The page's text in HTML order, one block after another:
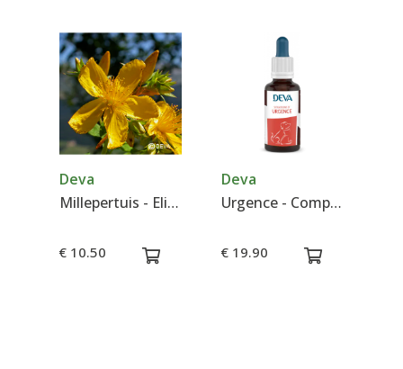
Deva
Millepertuis - Elixir floral - Deva
€ 10.50
Deva
Urgence - Composé pour animaux - Deva
€ 19.90